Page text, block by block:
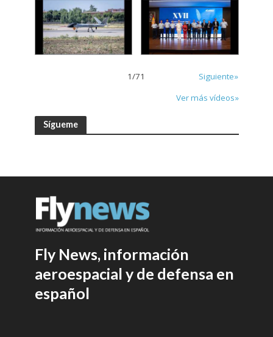
1/71
Siguiente»
Ver más vídeos»
Sígueme
Fly News, información
aeroespacial y de defensa en
español